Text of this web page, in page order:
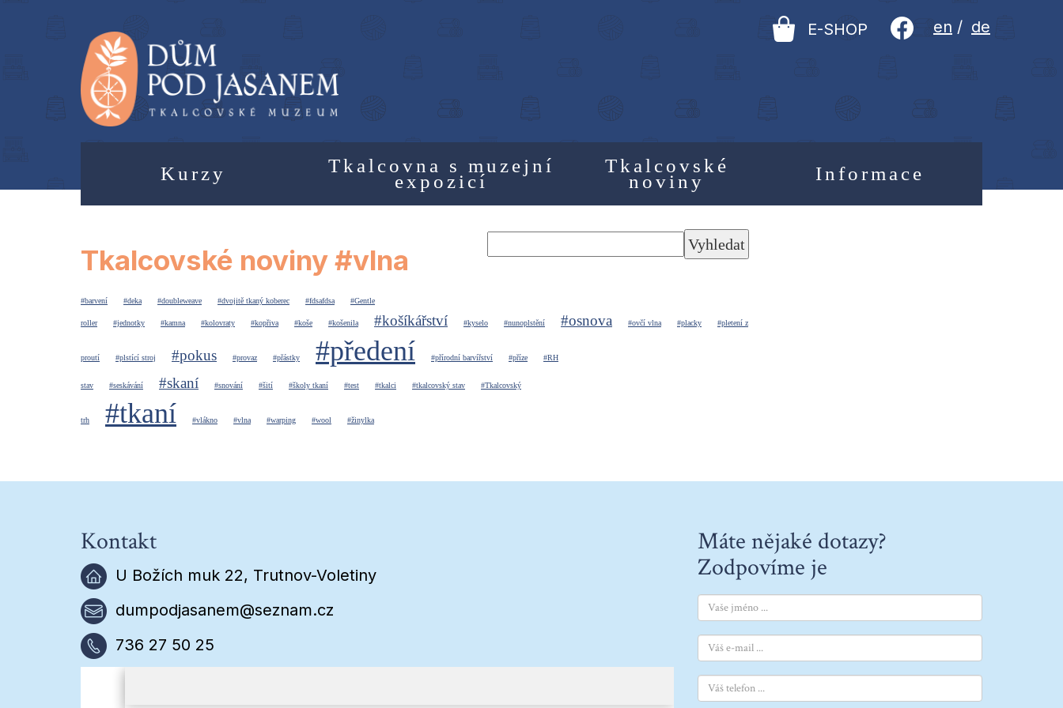
en / de
E-SHOP
Kurzy Tkalcovna s muzejní
expozicí
Tkalcovské
noviny Informace
Vyhledat
Tkalcovské noviny #vlna
#barvení #deka #doubleweave #dvojitě tkaný koberec #fdsafdsa #Gentle
roller #jednotky #kamna #kolovraty #kopřiva #koše #košenila #košíkářství #kyselo #nunoplstění #osnova #ovčí vlna #placky #pletení z
proutí #plstící stroj #pokus #provaz #přástky #předení #přírodní barvířství #příze #RH
stav #seskávání #skaní #snování #šití #školy tkaní #test #tkalci #tkalcovský stav #Tkalcovský
trh #tkaní #vlákno #vlna #warping #wool #žinylka
Kontakt
U Božích muk 22, Trutnov-Voletiny
dumpodjasanem@seznam.cz
736 27 50 25
Máte nějaké dotazy?
Zodpovíme je